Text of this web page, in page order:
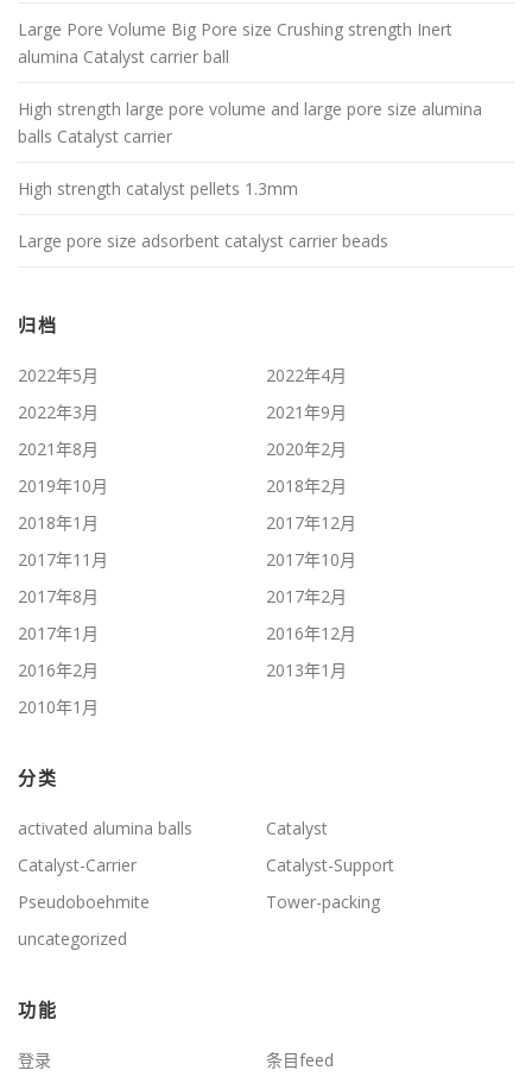
Large Pore Volume Big Pore size Crushing strength Inert
alumina Catalyst carrier ball
High strength large pore volume and large pore size alumina
balls Catalyst carrier
High strength catalyst pellets 1.3mm
Large pore size adsorbent catalyst carrier beads
归档
2022年5月
2022年4月
2022年3月
2021年9月
2021年8月
2020年2月
2019年10月
2018年2月
2018年1月
2017年12月
2017年11月
2017年10月
2017年8月
2017年2月
2017年1月
2016年12月
2016年2月
2013年1月
2010年1月
分类
activated alumina balls
Catalyst
Catalyst-Carrier
Catalyst-Support
Pseudoboehmite
Tower-packing
uncategorized
功能
登录 条目feed